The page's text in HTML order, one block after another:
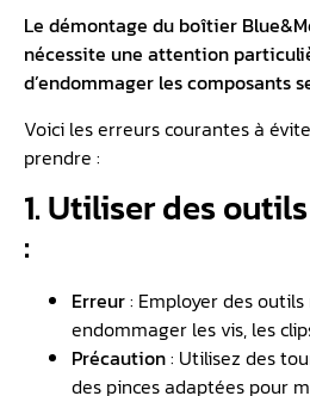
Le démontage du boîtier
nécessite une attention
d’endommager les composants
Voici les erreurs courantes à
prendre :
1. Utiliser des
:
Erreur: Employer des
endommager les vis, les
Précaution: Utilisez des
des pinces adaptées pour